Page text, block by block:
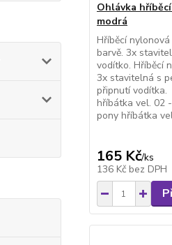
Ohlávka
modrá
Hříběcí
barvě. 3x
vodítko. Hříběcí
3x stavitelná s
připnutí
hříbátka vel. 02
pony hříbátka
165 Kč/ks
136 Kč bez DPH